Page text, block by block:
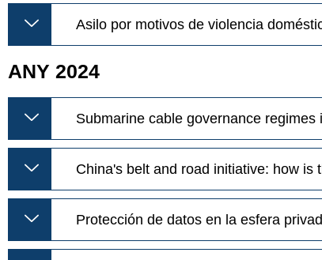
Asilo por motivos de violencia
ANY 2024
Submarine cable governance regimes
China's belt and road initiative: how is
Protección de datos en la esfera